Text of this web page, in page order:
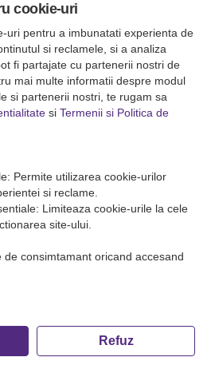
)
Fălticeni, judeţul Suceava
Tur S.R.L. J22/2961/2018
cookie-uri
uri pentru a imbunatati experienta de
si reclamele, si a analiza
fi partajate cu partenerii nostri de
mai multe informatii despre modul
si partenerii nostri, te rugam sa
si Termenii si Politica de
Permite utilizarea cookie-urilor
si reclame.
Limiteaza cookie-urile la cele
site-ului.
de consimtamant oricand accesand
Refuz